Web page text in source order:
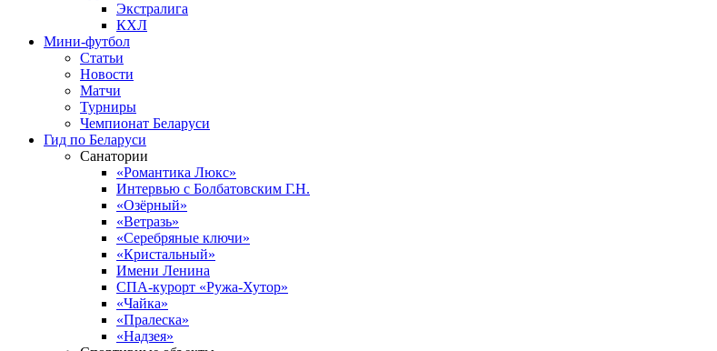
Экстралига
КХЛ
Мини-футбол
Статьи
Новости
Матчи
Турниры
Чемпионат Беларуси
Гид по Беларуси
Санатории
«Романтика Люкс»
Интервью с Болбатовским Г.Н.
«Озёрный»
«Ветразь»
«Серебряные ключи»
«Кристальный»
Имени Ленина
СПА-курорт «Ружа-Хутор»
«Чайка»
«Пралеска»
«Надзея»